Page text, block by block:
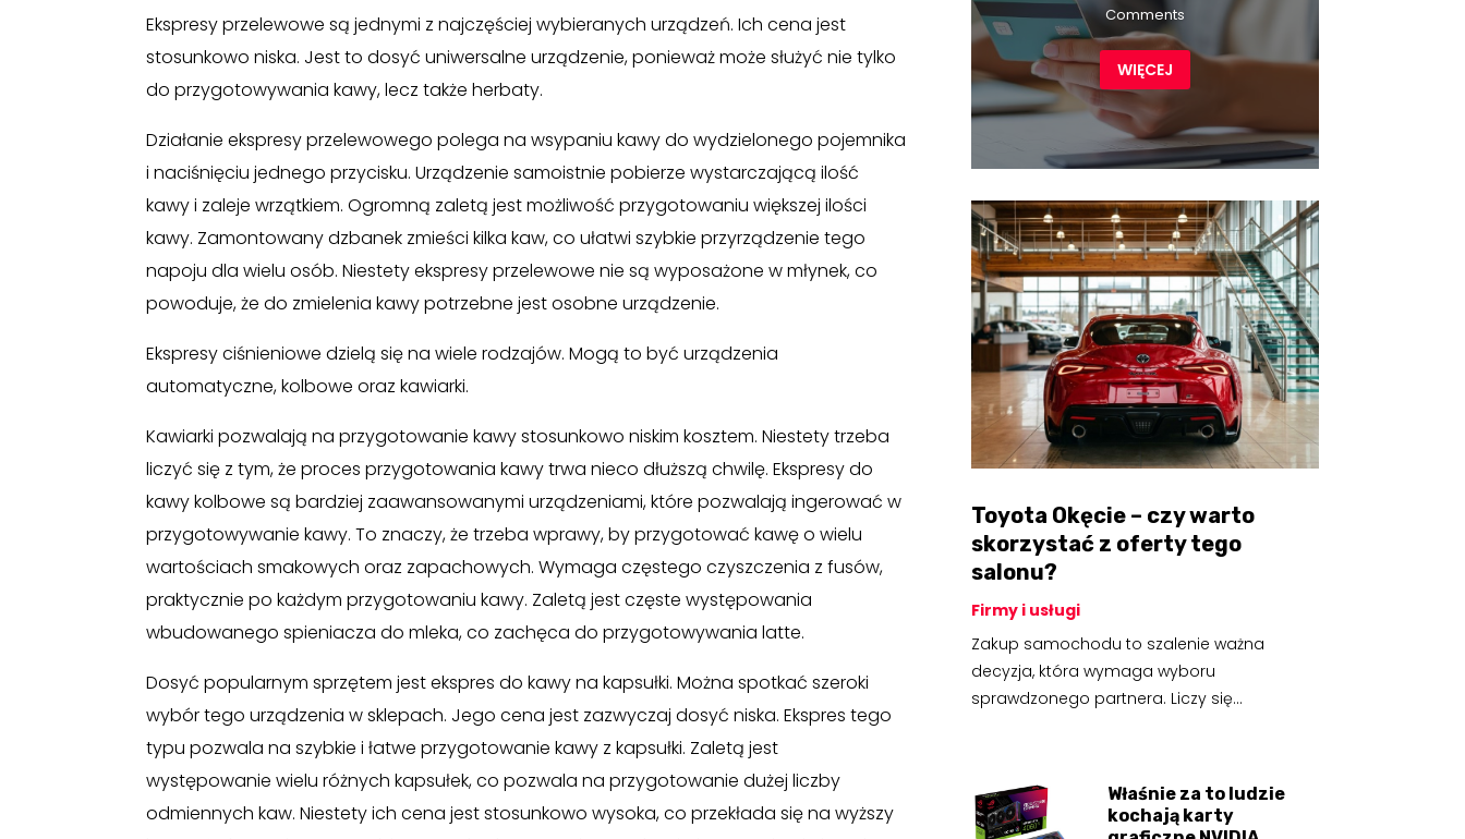
Ekspresy przelewowe są jednymi z najczęściej wybieranych urządzeń. Ich cena jest
stosunkowo niska. Jest to dosyć uniwersalne urządzenie, ponieważ może służyć nie tylko
do przygotowywania kawy, lecz także herbaty.
Działanie ekspresy przelewowego polega na wsypaniu kawy do wydzielonego pojemnika
i naciśnięciu jednego przycisku. Urządzenie samoistnie pobierze wystarczającą ilość
kawy i zaleje wrzątkiem. Ogromną zaletą jest możliwość przygotowaniu większej ilości
kawy. Zamontowany dzbanek zmieści kilka kaw, co ułatwi szybkie przyrządzenie tego
napoju dla wielu osób. Niestety ekspresy przelewowe nie są wyposażone w młynek, co
powoduje, że do zmielenia kawy potrzebne jest osobne urządzenie.
Ekspresy ciśnieniowe dzielą się na wiele rodzajów. Mogą to być urządzenia
automatyczne, kolbowe oraz kawiarki.
Kawiarki pozwalają na przygotowanie kawy stosunkowo niskim kosztem. Niestety trzeba
liczyć się z tym, że proces przygotowania kawy trwa nieco dłuższą chwilę. Ekspresy do
kawy kolbowe są bardziej zaawansowanymi urządzeniami, które pozwalają ingerować w
przygotowywanie kawy. To znaczy, że trzeba wprawy, by przygotować kawę o wielu
wartościach smakowych oraz zapachowych. Wymaga częstego czyszczenia z fusów,
praktycznie po każdym przygotowaniu kawy. Zaletą jest częste występowania
wbudowanego spieniacza do mleka, co zachęca do przygotowywania latte.
Dosyć popularnym sprzętem jest ekspres do kawy na kapsułki. Można spotkać szeroki
wybór tego urządzenia w sklepach. Jego cena jest zazwyczaj dosyć niska. Ekspres tego
typu pozwala na szybkie i łatwe przygotowanie kawy z kapsułki. Zaletą jest
występowanie wielu różnych kapsułek, co pozwala na przygotowanie dużej liczby
odmiennych kaw. Niestety ich cena jest stosunkowo wysoka, co przekłada się na wyższy
Comments
WIĘCEJ
Toyota Okęcie – czy warto
skorzystać z oferty tego
salonu?
Firmy i usługi
Zakup samochodu to szalenie ważna
decyzja, która wymaga wyboru
sprawdzonego partnera. Liczy się...
Właśnie za to ludzie
kochają karty